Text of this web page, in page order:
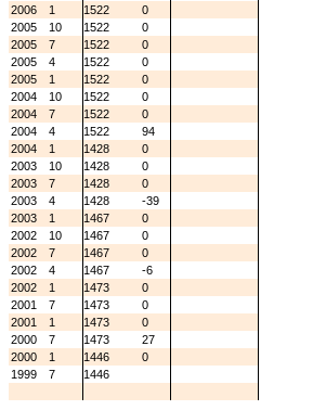
2006
1 1522
0
2005
10 1522
0
2005
7 1522
0
2005
4 1522
0
2005
1 1522
0
2004
10 1522
0
2004
7 1522
0
2004
4 1522
94
2004
1 1428
0
2003
10 1428
0
2003
7 1428
0
2003
4 1428
-39
2003
1 1467
0
2002
10 1467
0
2002
7 1467
0
2002
4 1467
-6
2002
1 1473
0
2001
7 1473
0
2001
1 1473
0
2000
7 1473
27
2000
1 1446
0
1999
7 1446